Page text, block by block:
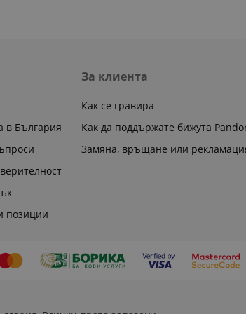
в България
позиции
За клиента
Как се гравира
Как да поддържате бижута
Замяна, връщане или